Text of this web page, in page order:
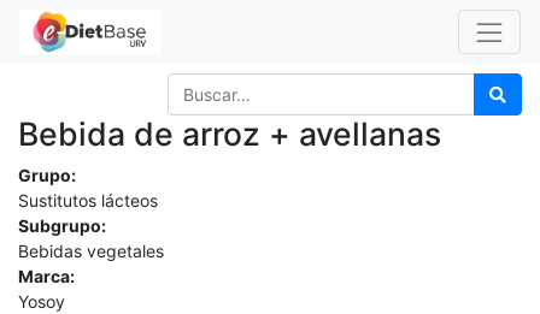
Bebida de arroz + avellanas
Grupo:
Sustitutos lácteos
Subgrupo:
Bebidas vegetales
Marca:
Yosoy